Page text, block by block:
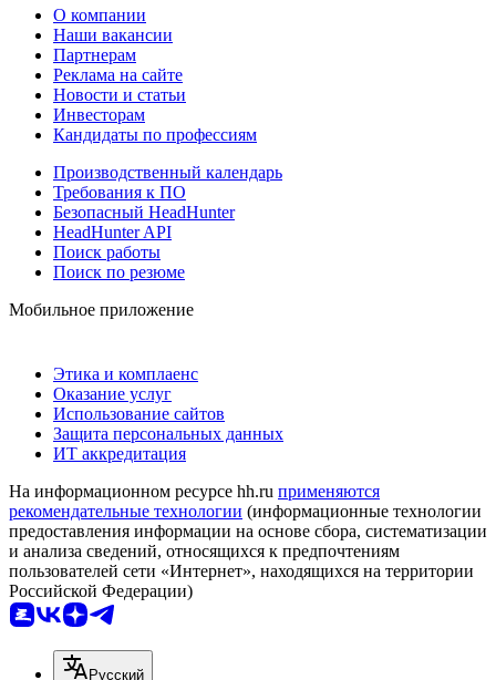
О компании
Наши вакансии
Партнерам
Реклама на сайте
Новости и статьи
Инвесторам
Кандидаты по профессиям
Производственный календарь
Требования к ПО
Безопасный HeadHunter
HeadHunter API
Поиск работы
Поиск по резюме
Мобильное приложение
Этика и комплаенс
Оказание услуг
Использование сайтов
Защита персональных данных
ИТ аккредитация
На информационном ресурсе hh.ru применяются
рекомендательные технологии (информационные технологии
предоставления информации на основе сбора, систематизации
и анализа сведений, относящихся к предпочтениям
пользователей сети «Интернет», находящихся на территории
Российской Федерации)
Русский